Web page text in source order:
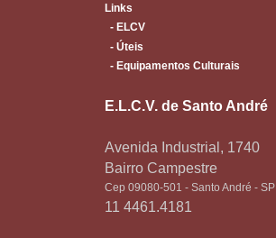
Links
- ELCV
- Úteis
- Equipamentos Culturais
E.L.C.V. de Santo André
Avenida Industrial, 1740
Bairro Campestre
Cep 09080-501 - Santo André - SP
11 4461.4181